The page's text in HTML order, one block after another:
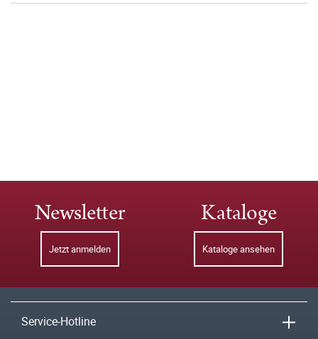
Newsletter
Jetzt anmelden
Kataloge
Kataloge ansehen
Service-Hotline